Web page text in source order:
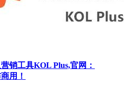
销工具KOL Plus,官网：
用！